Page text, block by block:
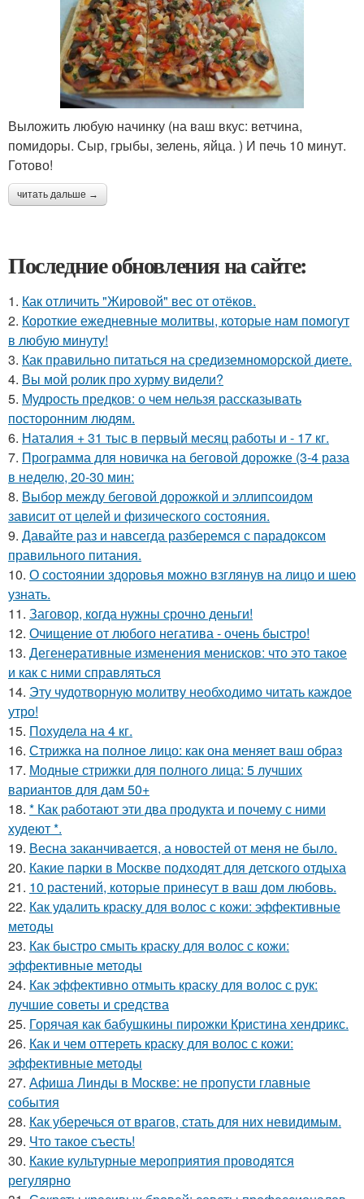
Выложить любую начинку (на ваш вкус: ветчина,
помидоры. Сыр, грыбы, зелень, яйца. ) И печь 10 минут.
Готово!
читать дальше →
Последние обновления на сайте:
1. Как отличить "Жировой" вес от отёков.
2. Короткие ежедневные молитвы, которые нам помогут
в любую минуту!
3. Как правильно питаться на средиземноморской диете.
4. Вы мой ролик про хурму видели?
5. Мудрость предков: о чем нельзя рассказывать
посторонним людям.
6. Наталия + 31 тыс в первый месяц работы и - 17 кг.
7. Программа для новичка на беговой дорожке (3-4 раза
в неделю, 20-30 мин:
8. Выбор между беговой дорожкой и эллипсоидом
зависит от целей и физического состояния.
9. Давайте раз и навсегда разберемся с парадоксом
правильного питания.
10. О состоянии здоровья можно взглянув на лицо и шею
узнать.
11. Заговор, когда нужны срочно деньги!
12. Очищение от любого негатива - очень быстро!
13. Дегенеративные изменения менисков: что это такое
и как с ними справляться
14. Эту чудотворную молитву необходимо читать каждое
утро!
15. Похудела на 4 кг.
16. Стрижка на полное лицо: как она меняет ваш образ
17. Модные стрижки для полного лица: 5 лучших
вариантов для дам 50+
18. * Как работают эти два продукта и почему с ними
худеют *.
19. Весна заканчивается, а новостей от меня не было.
20. Какие парки в Москве подходят для детского отдыха
21. 10 растений, которые принесут в ваш дом любовь.
22. Как удалить краску для волос с кожи: эффективные
методы
23. Как быстро смыть краску для волос с кожи:
эффективные методы
24. Как эффективно отмыть краску для волос с рук:
лучшие советы и средства
25. Горячая как бабушкины пирожки Кристина хендрикс.
26. Как и чем оттереть краску для волос с кожи:
эффективные методы
27. Афиша Линды в Москве: не пропусти главные
события
28. Как уберечься от врагов, стать для них невидимым.
29. Что такое съесть!
30. Какие культурные мероприятия проводятся
регулярно